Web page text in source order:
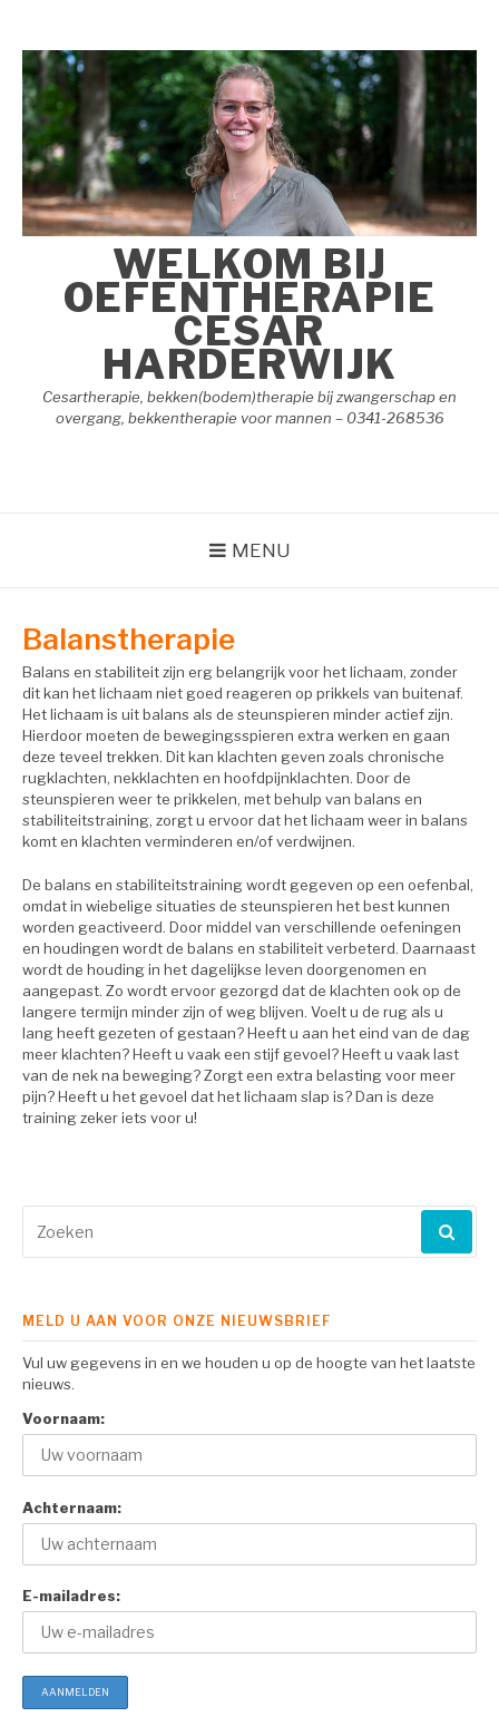
inhoud
springen
WELKOM BIJ
OEFENTHERAPIE
CESAR
HARDERWIJK
Cesartherapie, bekken(bodem)therapie bij zwangerschap en
overgang, bekkentherapie voor mannen – 0341-268536
MENU
Balanstherapie
Balans en stabiliteit zijn erg belangrijk voor het lichaam, zonder
dit kan het lichaam niet goed reageren op prikkels van buitenaf.
Het lichaam is uit balans als de steunspieren minder actief zijn.
Hierdoor moeten de bewegingsspieren extra werken en gaan
deze teveel trekken. Dit kan klachten geven zoals chronische
rugklachten, nekklachten en hoofdpijnklachten. Door de
steunspieren weer te prikkelen, met behulp van balans en
stabiliteitstraining, zorgt u ervoor dat het lichaam weer in balans
komt en klachten verminderen en/of verdwijnen.
De balans en stabiliteitstraining wordt gegeven op een oefenbal,
omdat in wiebelige situaties de steunspieren het best kunnen
worden geactiveerd. Door middel van verschillende oefeningen
en houdingen wordt de balans en stabiliteit verbeterd. Daarnaast
wordt de houding in het dagelijkse leven doorgenomen en
aangepast. Zo wordt ervoor gezorgd dat de klachten ook op de
langere termijn minder zijn of weg blijven. Voelt u de rug als u
lang heeft gezeten of gestaan? Heeft u aan het eind van de dag
meer klachten? Heeft u vaak een stijf gevoel? Heeft u vaak last
van de nek na beweging? Zorgt een extra belasting voor meer
pijn? Heeft u het gevoel dat het lichaam slap is? Dan is deze
training zeker iets voor u!
naar:
MELD U AAN VOOR ONZE NIEUWSBRIEF
Vul uw gegevens in en we houden u op de hoogte van het laatste
nieuws.
Voornaam:
Achternaam:
E-mailadres: